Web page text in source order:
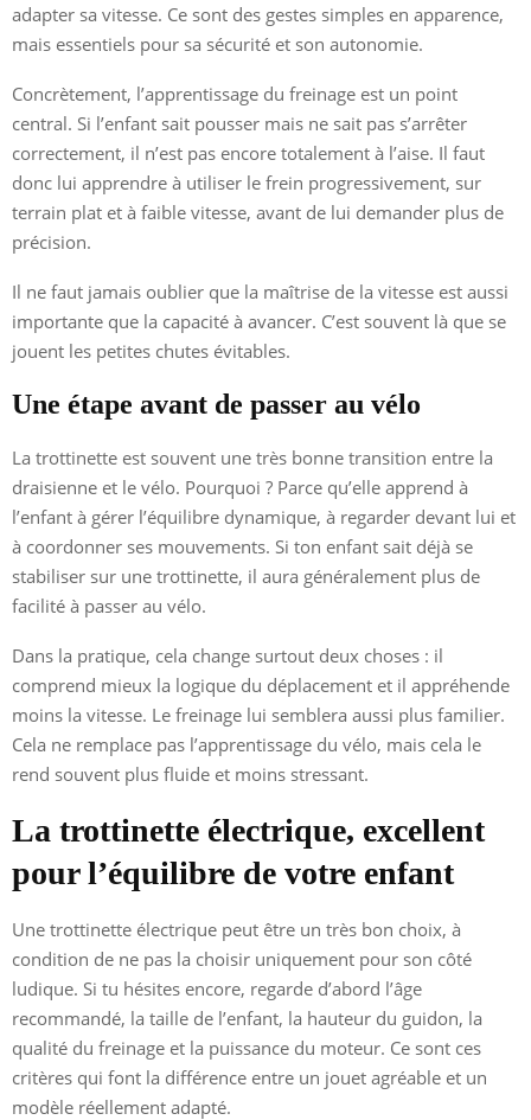
adapter sa vitesse. Ce sont des gestes simples en apparence,
mais essentiels pour sa sécurité et son autonomie.
Concrètement, l’apprentissage du freinage est un point
central. Si l’enfant sait pousser mais ne sait pas s’arrêter
correctement, il n’est pas encore totalement à l’aise. Il faut
donc lui apprendre à utiliser le frein progressivement, sur
terrain plat et à faible vitesse, avant de lui demander plus de
précision.
Il ne faut jamais oublier que la maîtrise de la vitesse est aussi
importante que la capacité à avancer. C’est souvent là que se
jouent les petites chutes évitables.
Une étape avant de passer au vélo
La trottinette est souvent une très bonne transition entre la
draisienne et le vélo. Pourquoi ? Parce qu’elle apprend à
l’enfant à gérer l’équilibre dynamique, à regarder devant lui et
à coordonner ses mouvements. Si ton enfant sait déjà se
stabiliser sur une trottinette, il aura généralement plus de
facilité à passer au vélo.
Dans la pratique, cela change surtout deux choses : il
comprend mieux la logique du déplacement et il appréhende
moins la vitesse. Le freinage lui semblera aussi plus familier.
Cela ne remplace pas l’apprentissage du vélo, mais cela le
rend souvent plus fluide et moins stressant.
La trottinette électrique, excellent
pour l’équilibre de votre enfant
Une trottinette électrique peut être un très bon choix, à
condition de ne pas la choisir uniquement pour son côté
ludique. Si tu hésites encore, regarde d’abord l’âge
recommandé, la taille de l’enfant, la hauteur du guidon, la
qualité du freinage et la puissance du moteur. Ce sont ces
critères qui font la différence entre un jouet agréable et un
modèle réellement adapté.